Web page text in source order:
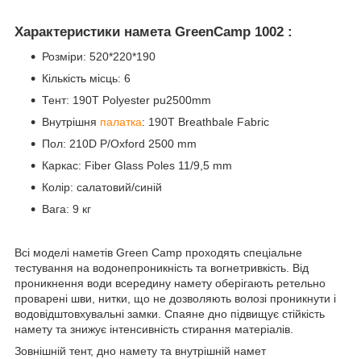
Характеристики намета GreenCamp 1002 :
Розміри: 520*220*190
Кількість місць: 6
Тент: 190T Polyester pu2500mm
Внутрішня палатка: 190T Breathbale Fabric
Пол: 210D P/Oxford 2500 mm
Каркас: Fiber Glass Poles 11/9,5 mm
Колір: салатовий/синій
Вага: 9 кг
Всі моделі наметів Green Camp проходять спеціальне
тестування на водонепроникність та вогнетривкість. Від
проникнення води всередину намету оберігають ретельно
проварені шви, нитки, що не дозволяють волозі проникнути і
водовідштовхувальні замки. Спаяне дно підвищує стійкість
намету та знижує інтенсивність стирання матеріалів.
Зовнішній тент, дно намету та внутрішній намет